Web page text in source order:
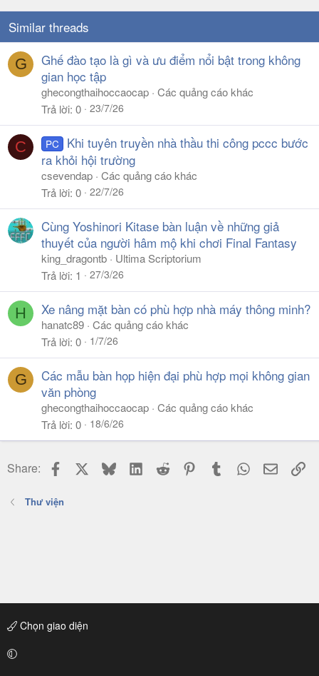
Similar threads
G
Ghế đào tạo là gì và ưu điểm nổi bật trong không
gian học tập
ghecongthaihoccaocap Các quảng cáo khác
Trả lời 0 23/7/26
C PC
Khi tuyên truyền nhà thầu thi công pccc bước
ra khỏi hội trường
csevendap Các quảng cáo khác
Trả lời 0 22/7/26
Cùng Yoshinori Kitase bàn luận về những giả
thuyết của người hâm mộ khi chơi Final Fantasy
king_dragontb
Ultima Scriptorium
Trả lời 1 27/3/26
H Xe nâng mặt bàn có phù hợp nhà máy thông minh?
hanatc89 Các quảng cáo khác
Trả lời 0 1/7/26
G
Các mẫu bàn họp hiện đại phù hợp mọi không gian
văn phòng
ghecongthaihoccaocap Các quảng cáo khác
Trả lời 0 18/6/26
Share: Facebook BlueskyLinkedIn
Reddit PinterestTumblr WhatsApp
Email
Thư viện
Chọn giao diện